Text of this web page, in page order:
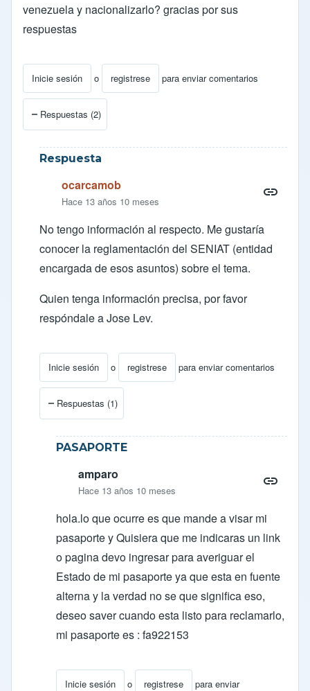
venezuela y nacionalizarlo? gracias por sus
respuestas
Inicie sesión o registrese para enviar comentarios
Respuestas (2)
Respuesta
ocarcamob
Hace 13 años 10 meses
No tengo información al respecto. Me gustaría
conocer la reglamentación del SENIAT (entidad
encargada de esos asuntos) sobre el tema.
Quien tenga información precisa, por favor
respóndale a Jose Lev.
Inicie sesión o registrese para enviar comentarios
En respuesta anacionalizar un carro en venezuela
Respuestas (1)
PASAPORTE
amparo
Hace 13 años 10 meses
hola.lo que ocurre es que mande a visar mi
pasaporte y Quisiera que me indicaras un link
o pagina devo ingresar para averiguar el
Estado de mi pasaporte ya que esta en fuente
alterna y la verdad no se que significa eso,
deseo saver cuando esta listo para reclamarlo,
mi pasaporte es : fa922153
Inicie sesión o registrese
para enviar